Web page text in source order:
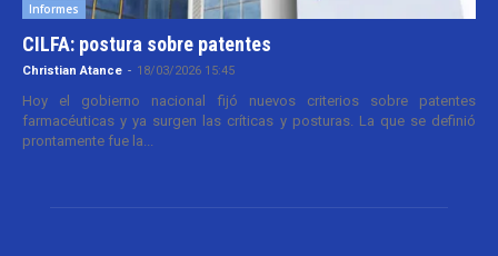
Informes
CILFA: postura sobre patentes
Christian Atance - 18/03/2026 15:45
Hoy el gobierno nacional fijó nuevos criterios sobre patentes
farmacéuticas y ya surgen las críticas y posturas. La que se definió
prontamente fue la...